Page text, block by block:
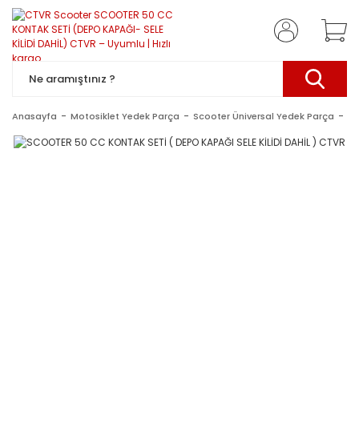
Anasayfa Motosiklet Yedek Parça Scooter Üniversal Yedek Parça